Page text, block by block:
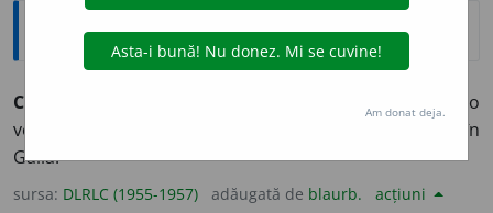
Explicative DEX
CELT, -Ă,
Persoană făcînd parte dintr-o
veche populație europeană care a locuit la început în
Galia.
sursa: DLRLC (1955-1957) adăugată de blaurb. acțiuni
Am donat deja.